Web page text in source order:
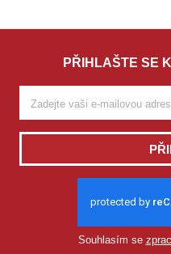
PŘIHLAŠTE SE
Souhlasím se